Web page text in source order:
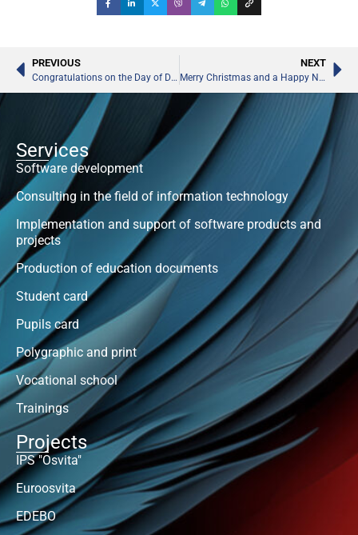
PREVIOUS
Congratulations on the Day of Defenders of Ukraine
NEXT
Merry Christmas and a Happy New Year!
Services
Software development
Consulting in the field of information technology
Implementation and support of software products and
projects
Production of education documents
Student card
Pupils card
Polygraphic and print
Vocational school
Trainings
Projects
IPS "Osvita"
Euroosvita
EDEBO